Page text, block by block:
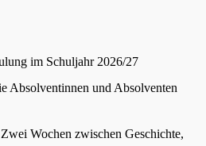
im Schuljahr 2026/27
Absolventinnen und Absolventen
Wochen zwischen Geschichte,